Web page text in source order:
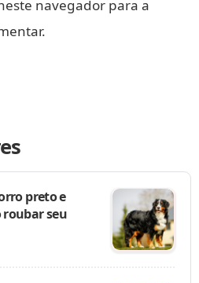
navegador para a
preto e
roubar seu